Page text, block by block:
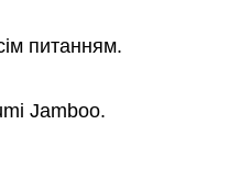
питанням.
Jamboo.